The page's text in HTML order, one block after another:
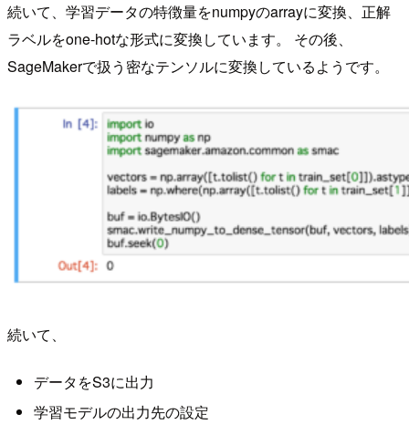
続いて、学習データの特徴量をnumpyのarrayに変換、正解
ラベルをone-hotな形式に変換しています。 その後、
SageMakerで扱う密なテンソルに変換しているようです。
続いて、
データをS3に出力
学習モデルの出力先の設定